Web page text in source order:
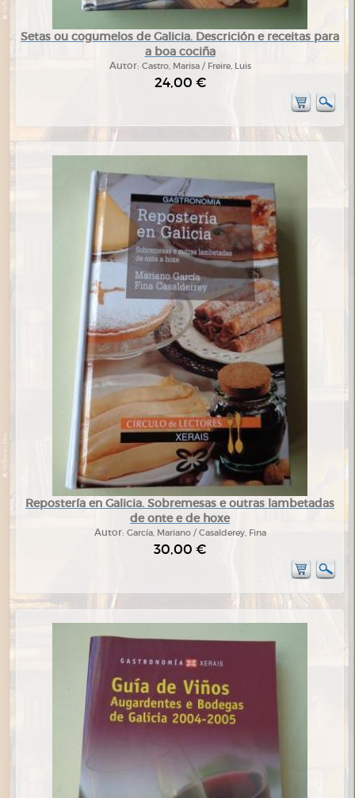
Setas ou cogumelos de Galicia. Descrición e receitas para
a boa cociña
Autor: Castro, Marisa / Freire, Luis
24,00 €
Repostería en Galicia. Sobremesas e outras lambetadas
de onte e de hoxe
Autor: García, Mariano / Casalderey, Fina
30,00 €